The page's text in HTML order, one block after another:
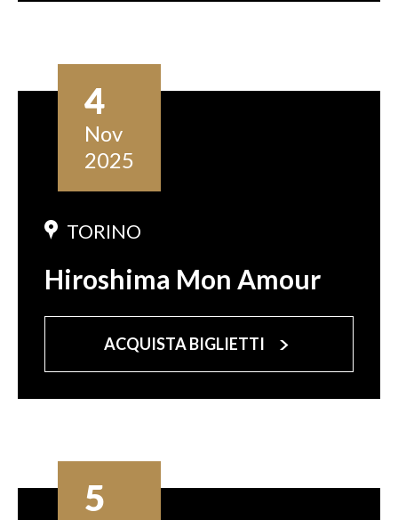
4
Nov
2025
TORINO
Hiroshima Mon Amour
ACQUISTA BIGLIETTI
5